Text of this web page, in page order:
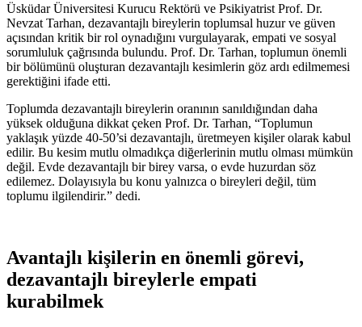
Üsküdar Üniversitesi Kurucu Rektörü ve Psikiyatrist Prof. Dr.
Nevzat Tarhan, dezavantajlı bireylerin toplumsal huzur ve güven
açısından kritik bir rol oynadığını vurgulayarak, empati ve sosyal
sorumluluk çağrısında bulundu. Prof. Dr. Tarhan, toplumun önemli
bir bölümünü oluşturan dezavantajlı kesimlerin göz ardı edilmemesi
gerektiğini ifade etti.
Toplumda dezavantajlı bireylerin oranının sanıldığından daha
yüksek olduğuna dikkat çeken Prof. Dr. Tarhan, “Toplumun
yaklaşık yüzde 40-50’si dezavantajlı, üretmeyen kişiler olarak kabul
edilir. Bu kesim mutlu olmadıkça diğerlerinin mutlu olması mümkün
değil. Evde dezavantajlı bir birey varsa, o evde huzurdan söz
edilemez. Dolayısıyla bu konu yalnızca o bireyleri değil, tüm
toplumu ilgilendirir.” dedi.
Avantajlı kişilerin en önemli görevi,
dezavantajlı bireylerle empati
kurabilmek